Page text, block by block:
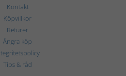
Kontakt
Köpvillkor
Returer
Ångra köp
Tips & råd